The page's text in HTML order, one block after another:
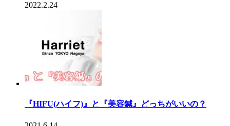
2022.2.24
『HIFU(ハイフ)』と『美容鍼』どっちがいいの？